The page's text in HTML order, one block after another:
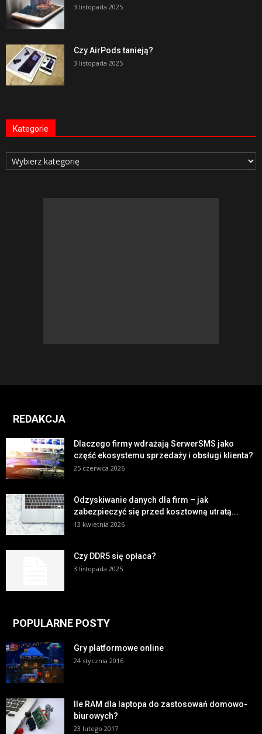
3 listopada 2025
Czy AirPods tanieją?
3 listopada 2025
Kategorie
Kategorie
REDAKCJA
Dlaczego firmy wdrażają SerwerSMS jako
część ekosystemu sprzedaży i obsługi klienta?
25 czerwca 2026
Odzyskiwanie danych dla firm – jak
zabezpieczyć się przed kosztowną utratą...
13 kwietnia 2026
Czy DDR5 się opłaca?
3 listopada 2025
POPULARNE POSTY
Gry platformowe online
24 stycznia 2016
Ile RAM dla laptopa do zastosowań domowo-
biurowych?
23 lutego 2017